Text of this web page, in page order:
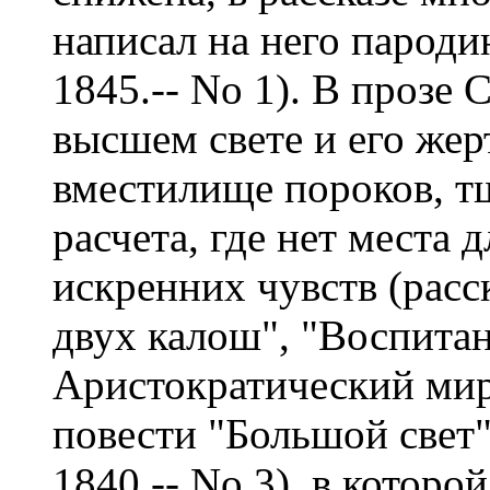
написал на него
1845.-- No 1). В прозе
высшем свете и его
вместилище пороков,
расчета, где нет
искренних чувств
двух калош",
Аристократический
повести "Большой